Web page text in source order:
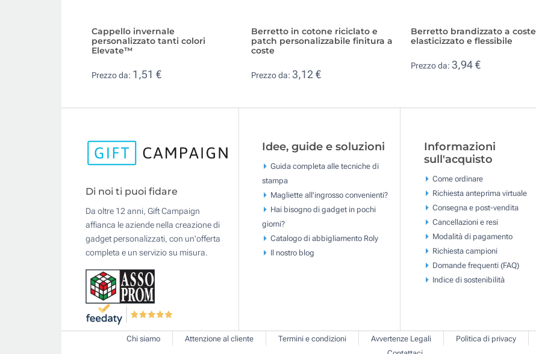
Cappello invernale
personalizzato tanti colori
Elevate™
Prezzo da: 1,51 €
Berretto in cotone riciclato e
patch personalizzabile finitura a
coste
Prezzo da: 3,12 €
Berretto brandizzato a coste
elasticizzato e flessibile
Prezzo da: 3,94 €
Di noi ti puoi fidare
Da oltre 12 anni, Gift Campaign
affianca le aziende nella creazione di
gadget personalizzati, con un'offerta
completa e un servizio su misura.
Idee, guide e soluzioni
Guida completa alle tecniche di
stampa
Magliette all'ingrosso convenienti?
Hai bisogno di gadget in pochi
giorni?
Catalogo di abbigliamento Roly
Il nostro blog
Informazioni
sull'acquisto
Come ordinare
Richiesta anteprima virtuale
Consegna e post-vendita
Cancellazioni e resi
Modalità di pagamento
Richiesta campioni
Domande frequenti (FAQ)
Indice di sostenibilità
Chi siamo Attenzione al cliente Termini e condizioni Avvertenze Legali Politica di privacy